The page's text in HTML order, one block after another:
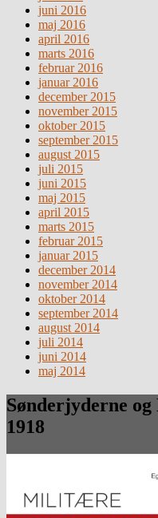
juni 2016
maj 2016
april 2016
marts 2016
februar 2016
januar 2016
december 2015
november 2015
oktober 2015
september 2015
august 2015
juli 2015
juni 2015
maj 2015
april 2015
marts 2015
februar 2015
januar 2015
december 2014
november 2014
oktober 2014
september 2014
august 2014
juli 2014
juni 2014
maj 2014
Sønderjyderne
1918